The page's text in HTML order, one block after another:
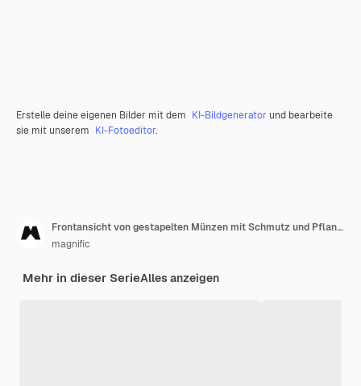
Erstelle deine eigenen Bilder mit dem KI-Bildgenerator und bearbeite
sie mit unserem KI-Fotoeditor.
Frontansicht von gestapelten Münzen mit Schmutz und Pflanzen
magnific
Mehr in dieser SerieAlles anzeigen